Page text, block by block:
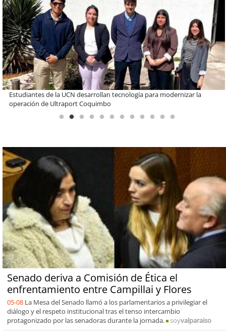
Educación y colaboración público-privada se toman La Araucanía:
encuentro reunió a líderes para abordar las brechas y oportunidades
Senado deriva a Comisión de Ética el
enfrentamiento entre Campillai y Flores
05-08 La Mesa del Senado llamó a los parlamentarios a privilegiar el
diálogo y el respeto institucional tras el tenso intercambio
protagonizado por las senadoras durante la jornada.
soyvalparaiso